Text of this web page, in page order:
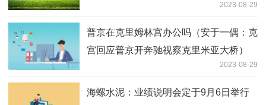
2023-08-29
普京在克里姆林宫办公吗（安于一偶：克
宫回应普京开奔驰视察克里米亚大桥）
2023-08-29
海螺水泥：业绩说明会定于9月6日举行